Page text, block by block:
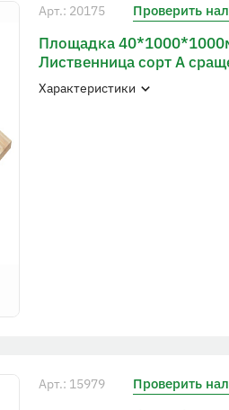
Арт.: 20175 Проверить
Площадка
Лиственница сорт А
Характеристики
Арт.: 15979 Проверить